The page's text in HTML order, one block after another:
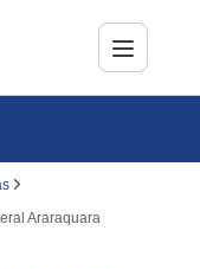
Araraquara